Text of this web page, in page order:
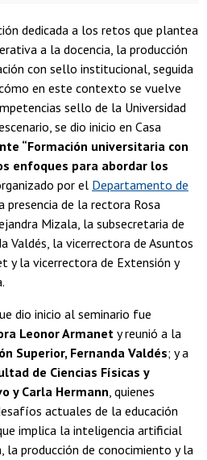
dedicada a los retos que plantea
a la docencia, la producción
con sello institucional, seguida
en este contexto se vuelve
sello de la Universidad
se dio inicio en Casa
“Formación universitaria con
enfoques para abordar los
por el Departamento de
presencia de la rectora Rosa
Mizala, la subsecretaria de
Valdés, la vicerrectora de Asuntos
y la vicerrectora de Extensión y
dio inicio al seminario fue
Leonor Armanet y reunió a la
Superior, Fernanda Valdés; y a
de Ciencias Físicas y
y Carla Hermann, quienes
actuales de la educación
implica la inteligencia artificial
la producción de conocimiento y la